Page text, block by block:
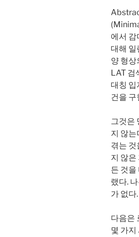
에서 감
대해 일
양 형상
LAT 검
대칭 입
건을 구
그것은
지 않는
겪는 것
지 않은
든 것을
랬다.
가 없다
다음은
몇 가지